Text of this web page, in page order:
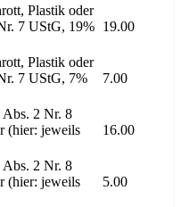
Plastik oder
7 UStG, 19% 19.00
Plastik oder
7 UStG, 7%
7.00
Abs. 2 Nr. 8
(hier: jeweils
16.00
Abs. 2 Nr. 8
(hier: jeweils
5.00